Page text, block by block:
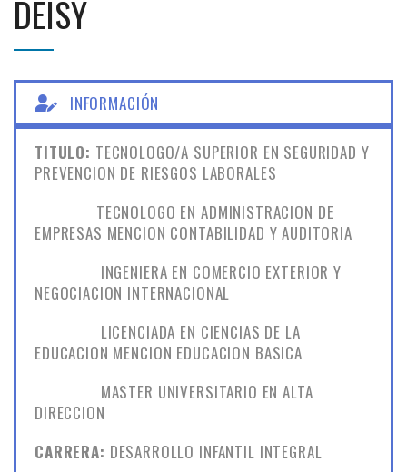
DEISY
INFORMACIÓN
TITULO: TECNOLOGO/A SUPERIOR EN SEGURIDAD Y
PREVENCION DE RIESGOS LABORALES
TECNOLOGO EN ADMINISTRACION DE
EMPRESAS MENCION CONTABILIDAD Y AUDITORIA
INGENIERA EN COMERCIO EXTERIOR Y
NEGOCIACION INTERNACIONAL
LICENCIADA EN CIENCIAS DE LA
EDUCACION MENCION EDUCACION BASICA
MASTER UNIVERSITARIO EN ALTA
DIRECCION
CARRERA: DESARROLLO INFANTIL INTEGRAL